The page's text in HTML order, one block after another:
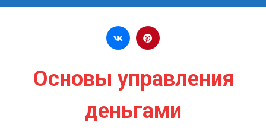
Перейти к содержимому
Основы управления
деньгами